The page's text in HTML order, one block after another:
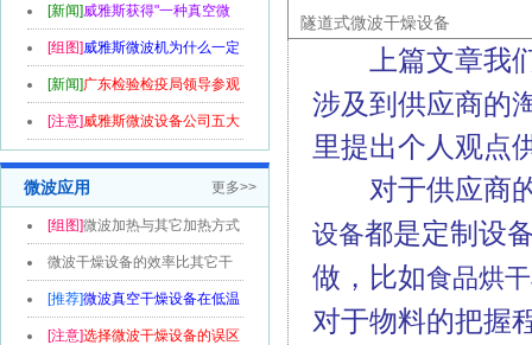
手共创...
[新闻]威雅斯获得"一种真空微
波干燥机...
[组图]威雅斯微波机为什么一定
要款到...
[新闻]广东检验检疫局领导参观
威雅斯...
[注意]威雅斯微波设备公司五大
微波应用 更多>>
[组图]微波加热与其它加热方式
的区别...
微波干燥设备的效率比其它干
燥设备高...
[推荐]微波真空干燥设备在低温
烘干领...
[注意]选择微波干燥设备的误区
隧道式微波干燥设备
上篇文章我
涉及到供应商的
里提出个人观点
对于供应商的
设备都是定制设
做，比如食品烘
对于物料的把握